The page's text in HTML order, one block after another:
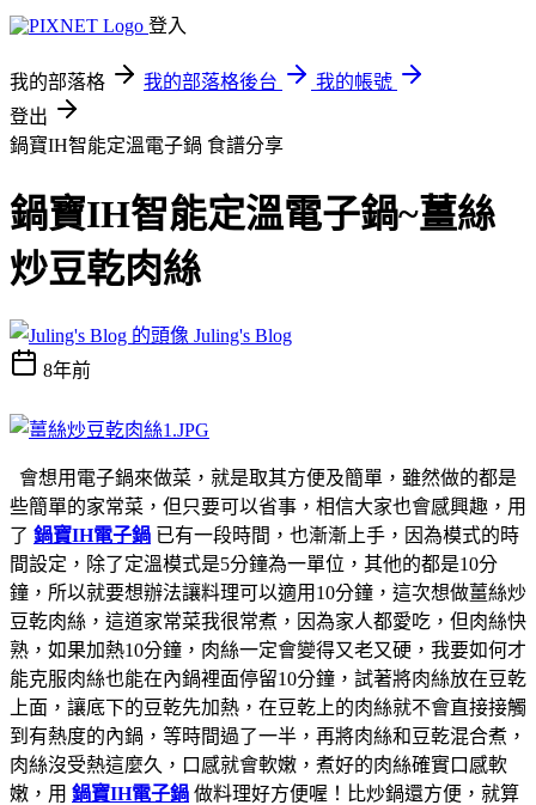
登入
我的部落格 我的部落格後台
我的帳號
登出
鍋寶IH智能定溫電子鍋 食譜分享
鍋寶IH智能定溫電子鍋~薑絲
炒豆乾肉絲
Juling's Blog
8年前
會想用電子鍋來做菜，就是取其方便及簡單，雖然做的都是
些簡單的家常菜，但只要可以省事，相信大家也會感興趣，用
了 鍋寶IH電子鍋 已有一段時間，也漸漸上手，因為模式的時
間設定，除了定溫模式是5分鐘為一單位，其他的都是10分
鐘，所以就要想辦法讓料理可以適用10分鐘，這次想做薑絲炒
豆乾肉絲，這道家常菜我很常煮，因為家人都愛吃，但肉絲快
熟，如果加熱10分鐘，肉絲一定會變得又老又硬，我要如何才
能克服肉絲也能在內鍋裡面停留10分鐘，試著將肉絲放在豆乾
上面，讓底下的豆乾先加熱，在豆乾上的肉絲就不會直接接觸
到有熱度的內鍋，等時間過了一半，再將肉絲和豆乾混合煮，
肉絲沒受熱這麼久，口感就會軟嫩，煮好的肉絲確實口感軟
嫩，用 鍋寶IH電子鍋 做料理好方便喔！比炒鍋還方便，就算